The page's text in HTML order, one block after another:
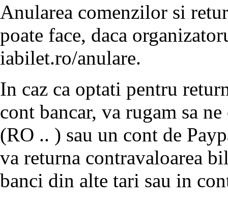
Anularea comenzilor si
poate face, daca
iabilet.ro/anulare.
In caz ca optati pentru
cont bancar, va rugam sa
(RO .. ) sau un cont de
va returna contravaloarea
banci din alte tari sau in